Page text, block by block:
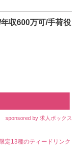
収600万可/手荷役
sponsored by 求人ボックス
定13種のティードリンク